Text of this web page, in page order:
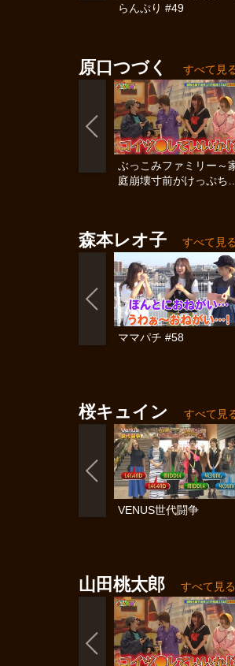
らんぷり #49
原口つづく すべて見
ぶっこみファミリー～
庭崩壊寸前がけっぷちSP
森本レオ子 すべて見る
ママパチ #58
桜キュイン すべて見
VENUS世代闘争
山田桃太郎 すべて見る